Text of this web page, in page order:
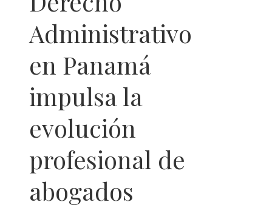
Administrativo
en Panamá
impulsa la
evolución
profesional de
abogados